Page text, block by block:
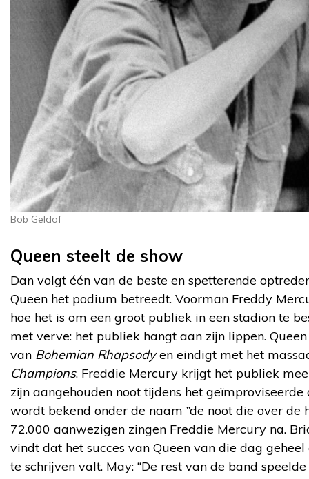
Bob Geldof
Queen steelt de show
Dan volgt één van de beste en spetterende
Queen het podium betreedt. Voorman Freddy
hoe het is om een groot publiek in een stadion te
met verve: het publiek hangt aan zijn lippen.
van Bohemian Rhapsodyen eindigt met het
Champions. Freddie Mercury krijgt het publiek
zijn aangehouden noot tijdens het
wordt bekend onder de naam ”de noot die over de
72.000 aanwezigen zingen Freddie Mercury na.
vindt dat het succes van Queen van die dag
te schrijven valt. May: “De rest van de band